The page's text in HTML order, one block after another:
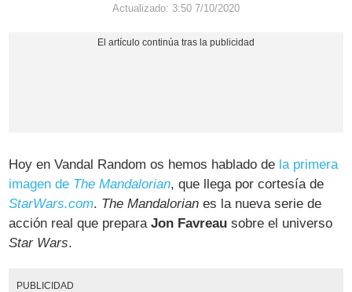
Actualizado: 3:50 7/10/2020
Hoy en Vandal Random os hemos hablado de la primera
imagen de The Mandalorian, que llega por cortesía de
StarWars.com. The Mandalorian es la nueva serie de
acción real que preparaJon Favreau sobre el universo
Star Wars.
PUBLICIDAD